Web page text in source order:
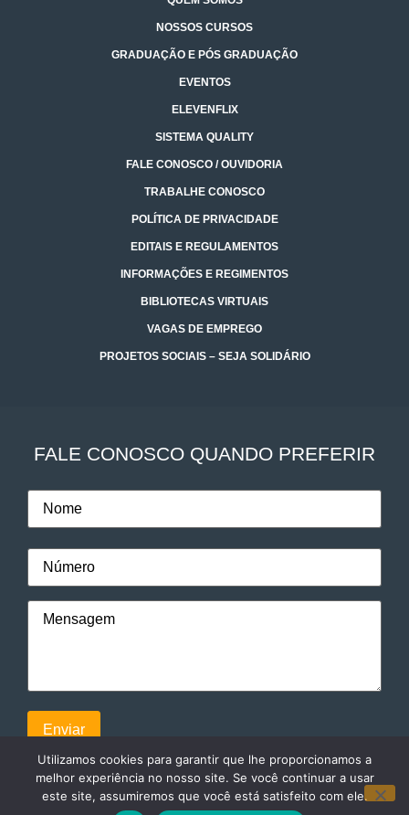
NOSSOS CURSOS
GRADUAÇÃO E PÓS GRADUAÇÃO
EVENTOS
ELEVENFLIX
SISTEMA QUALITY
FALE CONOSCO / OUVIDORIA
TRABALHE CONOSCO
POLÍTICA DE PRIVACIDADE
EDITAIS E REGULAMENTOS
INFORMAÇÕES E REGIMENTOS
BIBLIOTECAS VIRTUAIS
VAGAS DE EMPREGO
PROJETOS SOCIAIS – SEJA SOLIDÁRIO
FALE CONOSCO QUANDO PREFERIR
Utilizamos cookies para garantir que lhe proporcionamos a
melhor experiência no nosso site. Se você continuar a usar
este site, assumiremos que você está satisfeito com ele.